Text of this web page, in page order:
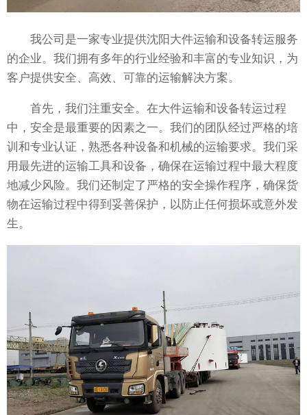
我公司是一家专业提供沈阳大件运输和设备转运服务
的企业。我们拥有多年的行业经验和丰富的专业知识，为
客户提供安全、高效、可靠的运输解决方案。
首先，我们注重安全。在大件运输和设备转运过程
中，安全是最重要的因素之一。我们的团队经过严格的培
训和专业认证，熟悉各种设备和机械的运输要求。我们采
用最先进的运输工具和设备，确保在运输过程中最大程度
地减少风险。我们还制定了严格的安全操作程序，确保货
物在运输过程中得到妥善保护，以防止任何损坏或意外发
生。